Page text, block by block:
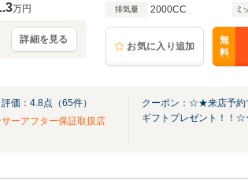
万円
詳細を見る
排気量 2000CC ミ
お気に入り追加
無
料
価： 4.8点（65件）
ーアフター保証取扱店
クーポン：☆★来店予約
ギフトプレゼント！！